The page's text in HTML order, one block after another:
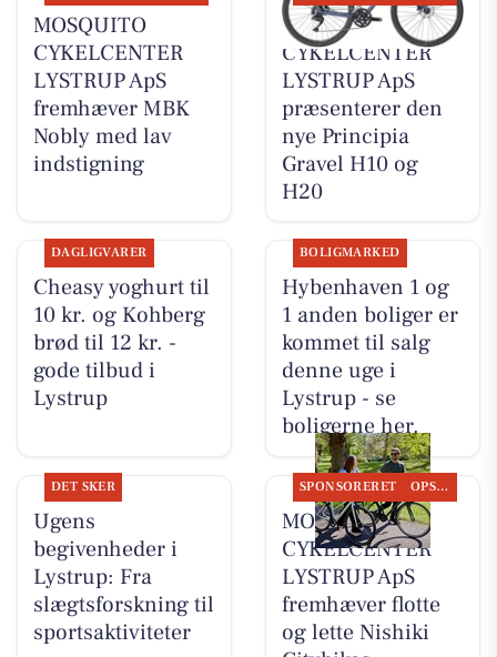
MOSQUITO
CYKELCENTER
LYSTRUP ApS
fremhæver MBK
Nobly med lav
indstigning
MOSQUITO
CYKELCENTER
LYSTRUP ApS
præsenterer den
nye Principia
Gravel H10 og
H20
DAGLIGVARER
Cheasy yoghurt til
10 kr. og Kohberg
brød til 12 kr. -
gode tilbud i
Lystrup
BOLIGMARKED
Hybenhaven 1 og
1 anden boliger er
kommet til salg
denne uge i
Lystrup - se
boligerne her.
DET SKER
Ugens
begivenheder i
Lystrup: Fra
slægtsforskning til
sportsaktiviteter
SPONSORERET OPSLAGSTAVLEN
MOSQUITO
CYKELCENTER
LYSTRUP ApS
fremhæver flotte
og lette Nishiki